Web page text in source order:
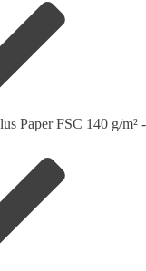
Paper FSC 140 g/m²